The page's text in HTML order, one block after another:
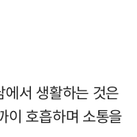
서 생활하는 것은
이 호흡하며 소통을